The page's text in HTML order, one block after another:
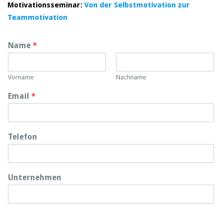
Motivationsseminar: Von der Selbstmotivation zur
Teammotivation
Name *
Vorname Nachname
Email *
Telefon
Unternehmen